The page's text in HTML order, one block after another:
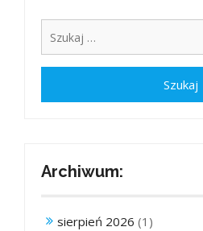
Archiwum:
sierpień 2026 (1)